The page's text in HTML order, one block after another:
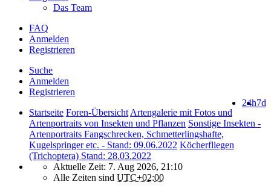
Das Team
FAQ
Anmelden
Registrieren
Suche
Anmelden
Registrieren
7d
24h
Startseite Foren-Übersicht Artengalerie mit Fotos und
Artenportraits von Insekten und Pflanzen Sonstige Insekten -
Artenportraits Fangschrecken, Schmetterlingshafte,
Kugelspringer etc. - Stand: 09.06.2022 Köcherfliegen
(Trichoptera) Stand: 28.03.2022
Aktuelle Zeit: 7. Aug 2026, 21:10
Alle Zeiten sind UTC+02:00